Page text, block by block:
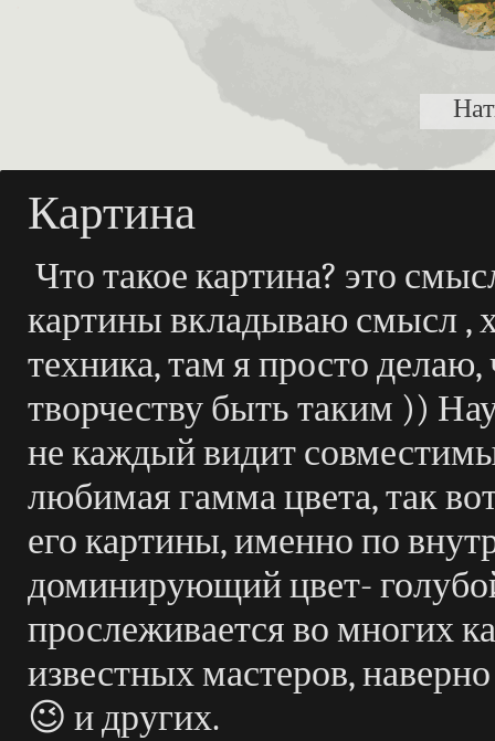
Картина
Что такое картина? это
картины вкладываю смысл ,
техника, там я просто
творчеству быть таким ))
не каждый видит
любимая гамма цвета, так
его картины, именно по
доминирующий цвет-
прослеживается во многих
известных мастеров,
😉 и других.